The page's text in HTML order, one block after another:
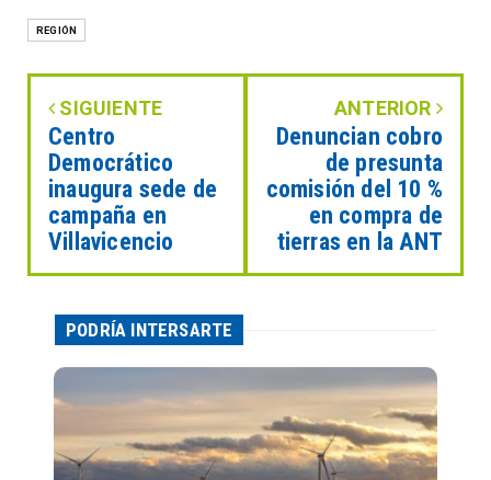
REGIÓN
SIGUIENTE
Centro
Democrático
inaugura sede de
campaña en
Villavicencio
ANTERIOR
Denuncian cobro
de presunta
comisión del 10 %
en compra de
tierras en la ANT
PODRÍA INTERSARTE